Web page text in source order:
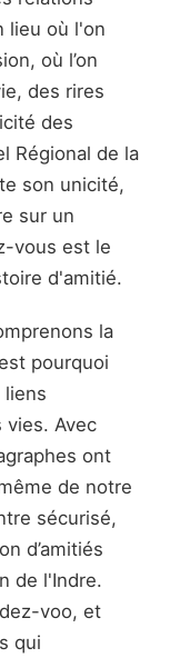
lieu où l'on
où l’on
des rires
des
Régional de la
son unicité,
sur un
vous est le
d'amitié.
la
pourquoi
vies. Avec
ont
de notre
sécurisé,
d’amitiés
de l'Indre.
voo, et
qui